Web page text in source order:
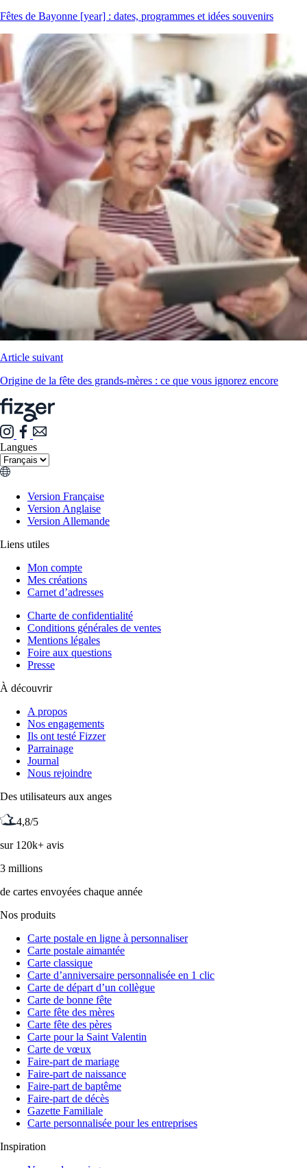
Fêtes de Bayonne [year] : dates, programmes et idées souvenirs
Article suivant
Origine de la fête des grands-mères : ce que vous ignorez encore
Langues
Version Française
Version Anglaise
Version Allemande
Liens utiles
Mon compte
Mes créations
Carnet d’adresses
Charte de confidentialité
Conditions générales de ventes
Mentions légales
Foire aux questions
Presse
À découvrir
A propos
Nos engagements
Ils ont testé Fizzer
Parrainage
Journal
Nous rejoindre
Des utilisateurs aux anges
4,8/5
sur 120k+ avis
3 millions
de cartes envoyées chaque année
Nos produits
Carte postale en ligne à personnaliser
Carte postale aimantée
Carte classique
Carte d’anniversaire personnalisée en 1 clic
Carte de départ d’un collègue
Carte de bonne fête
Carte fête des mères
Carte fête des pères
Carte pour la Saint Valentin
Carte de vœux
Faire-part de mariage
Faire-part de naissance
Faire-part de baptême
Faire-part de décès
Gazette Familiale
Carte personnalisée pour les entreprises
Inspiration